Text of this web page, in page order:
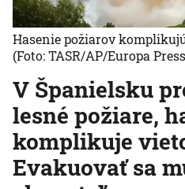
V Španielsku
lesné požiare,
komplikuje
Evakuovať sa
Hasenie požiarov
(Foto: TASR/AP/Europa